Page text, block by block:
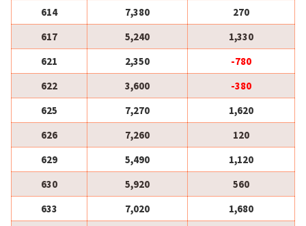
614
7,380
270
617
5,240
1,330
621
2,350
-780
622
3,600
-380
625
7,270
1,620
626
7,260
120
629
5,490
1,120
630
5,920
560
633
7,020
1,680